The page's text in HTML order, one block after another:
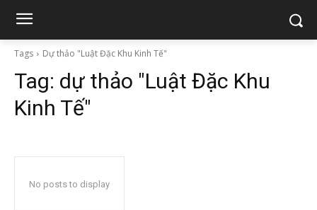
Tags Dự thảo "Luật Đặc Khu Kinh Tế"
Tag: dự thảo "Luật Đặc Khu
Kinh Tế"
No posts to display